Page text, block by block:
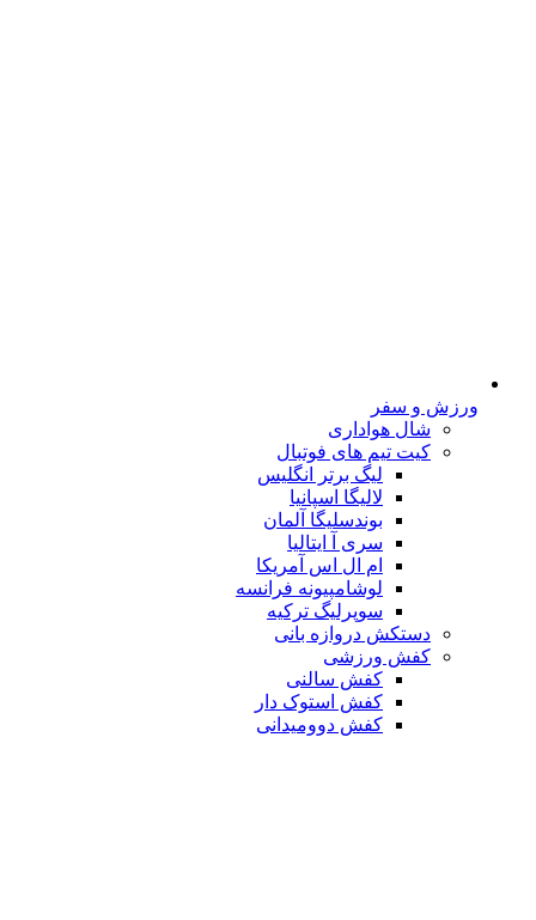
ورزش و سفر
شال هواداری
کیت تیم های فوتبال
لیگ برتر انگلیس
لالیگا اسپانیا
بوندسلیگا آلمان
سری آ ایتالیا
ام ال اس آمریکا
لوشامپیونه فرانسه
سوپرلیگ ترکیه
دستکش دروازه بانی
کفش ورزشی
کفش سالنی
کفش استوک دار
کفش دوومیدانی